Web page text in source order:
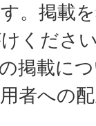
。掲載
くださ
掲載に
者への